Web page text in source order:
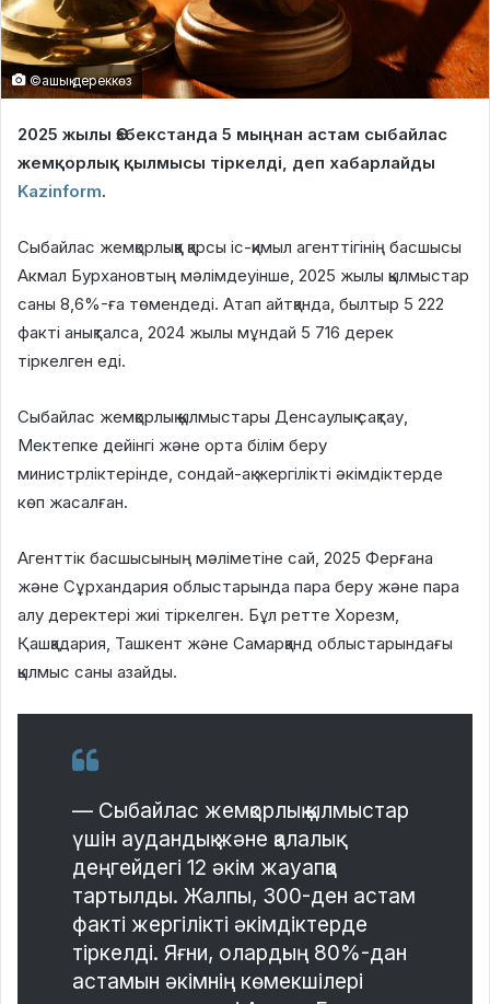
©ашық дереккөз
2025 жылы Өзбекстанда 5 мыңнан астам сыбайлас
жемқорлық қылмысы тіркелді, деп хабарлайды
Kazinform.
Сыбайлас жемқорлыққа қарсы іс-қимыл агенттігінің басшысы
Акмал Бурхановтың мәлімдеуінше, 2025 жылы қылмыстар
саны 8,6%-ға төмендеді. Атап айтқанда, былтыр 5 222
факті анықталса, 2024 жылы мұндай 5 716 дерек
тіркелген еді.
Сыбайлас жемқорлық қылмыстары Денсаулық сақтау,
Мектепке дейінгі және орта білім беру
министрліктерінде, сондай-ақ жергілікті әкімдіктерде
көп жасалған.
Агенттік басшысының мәліметіне сай, 2025 Ферғана
және Сұрхандария облыстарында пара беру және пара
алу деректері жиі тіркелген. Бұл ретте Хорезм,
Қашқадария, Ташкент және Самарқанд облыстарындағы
қылмыс саны азайды.
— Сыбайлас жемқорлық қылмыстар
үшін аудандық және қалалық
деңгейдегі 12 әкім жауапқа
тартылды. Жалпы, 300-ден астам
факті жергілікті әкімдіктерде
тіркелді. Яғни, олардың 80%-дан
астамын әкімнің көмекшілері